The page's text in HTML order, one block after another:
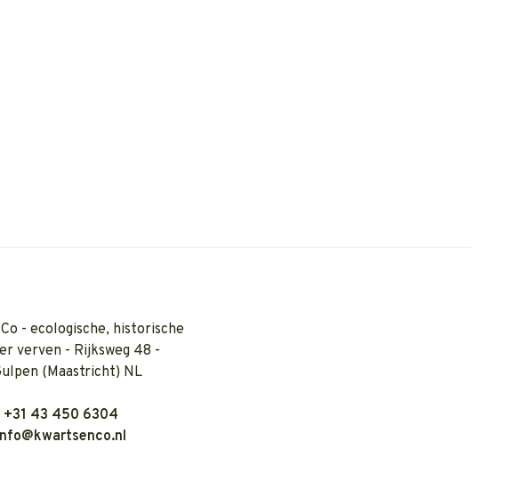
- ecologische, historische
verven - Rijksweg 48 -
(Maastricht) NL
+31 43 450 6304